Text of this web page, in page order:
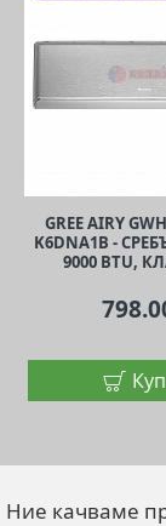
GREE AIRY
K6DNA1B -
9000 BTU,
Ние качваме